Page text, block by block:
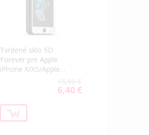
Tvrdené sklo 5D
Forever pre Apple
iPhone X/XS/Apple
iPhone 11 Pro biele15,99 €
Special
6,40 €